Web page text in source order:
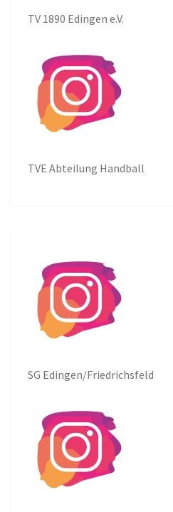
TV 1890 Edingen e.V.
TVE Abteilung Handball
SG Edingen/Friedrichsfeld